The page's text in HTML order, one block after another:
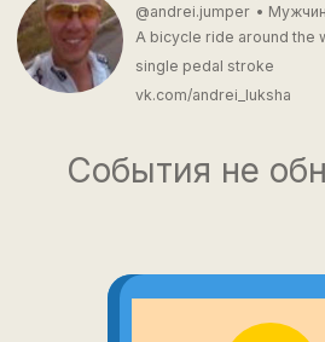
@andrei.jumper •
A bicycle ride around the
single pedal stroke
vk.com/andrei_luksha
События не